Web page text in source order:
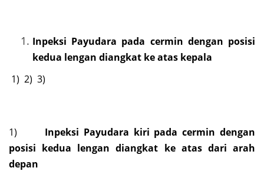
Inpeksi Payudara pada cermin dengan posisi
kedua lengan diangkat ke atas kepala
1) 2) 3)
1) Inpeksi Payudara kiri pada cermin dengan
posisi kedua lengan diangkat ke atas dari arah
depan